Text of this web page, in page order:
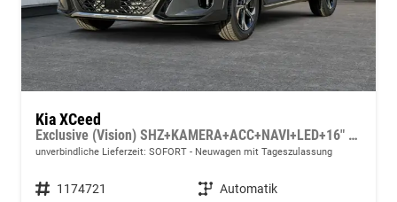
Kia XCeed
Exclusive (Vision) SHZ+KAMERA+ACC+NAVI+LED+16" ALU
unverbindliche Lieferzeit: SOFORT Neuwagen mit Tageszulassung
Fahrzeugnummer 1174721 Getriebe Automatik